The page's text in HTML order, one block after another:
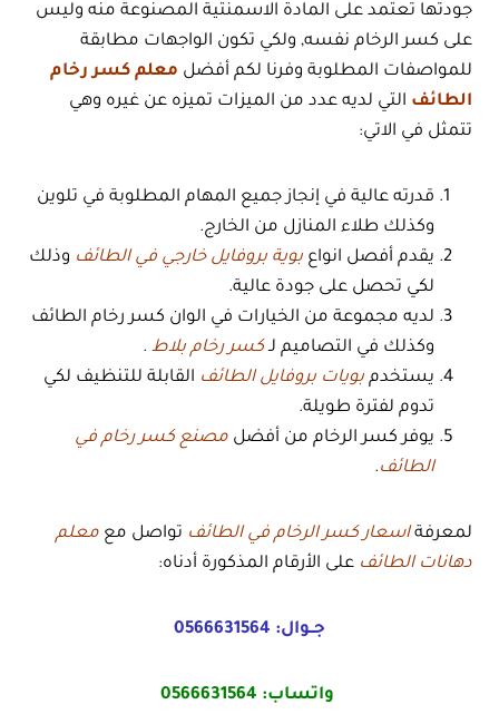
جودتها تعتمد على المادة الاسمنتية المصنوعة منه وليس
على كسر الرخام نفسه, ولكي تكون الواجهات مطابقة
للمواصفات المطلوبة وفرنا لكم أفضل معلم كسر رخام
الطائف التي لديه عدد من الميزات تميزه عن غيره وهي
تتمثل في الاتي:
قدرته عالية في إنجاز جميع المهام المطلوبة في تلوين
وكذلك طلاء المنازل من الخارج.
يقدم أفصل انواع بوية بروفايل خارجي في الطائف وذلك
لكي تحصل على جودة عالية.
لديه مجموعة من الخيارات في الوان كسر رخام الطائف
وكذلك في التصاميم لـكسر رخام بلاط .
يستخدم بويات بروفايل الطائف القابلة للتنظيف لكي
تدوم لفترة طويلة.
يوفر كسر الرخام من أفضل مصنع كسر رخام في
الطائف.
لمعرفةاسعار كسر الرخام في الطائف تواصل مع معلم
دهانات الطائف على الأرقام المذكورة أدناه:
جــوال: 0566631564
واتساب: 0566631564